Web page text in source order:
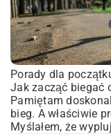
Porady dla
Jak zacząć biegać
Pamiętam
bieg. A właściwie
Myślałem, że